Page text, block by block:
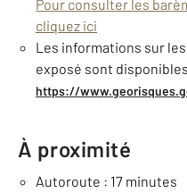
Pour consulter les
cliquez ici
Les informations sur
exposé sont
https://
À proximité
Autoroute : 17 minutes